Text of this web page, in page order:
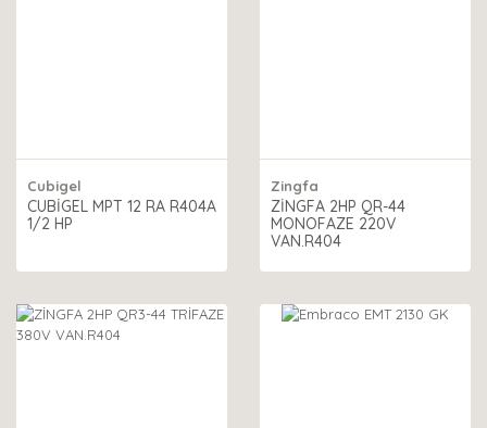
Cubigel
CUBİGEL MPT 12 RA R404A
1/2 HP
Zingfa
ZİNGFA 2HP QR-44
MONOFAZE 220V
VAN.R404